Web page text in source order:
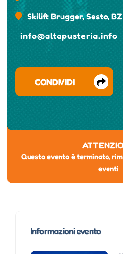
Skilift Brugger, Sesto, BZ
info@altapusteria.info
CONDIVIDI
Questo evento è terminato,
eventi
Informazioni evento